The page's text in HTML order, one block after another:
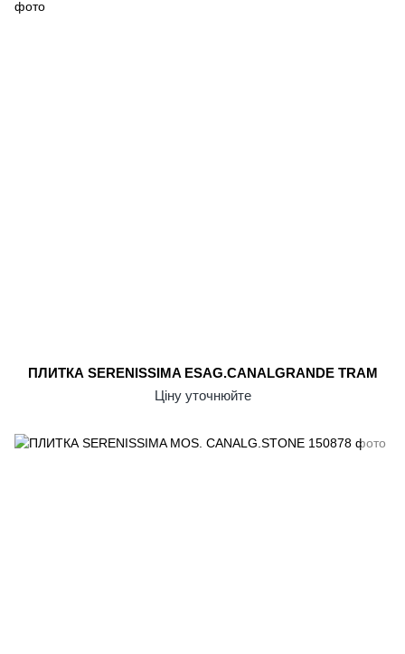
ПЛИТКА SERENISSIMA ESAG.CANALGRANDE TRAM
Ціну уточнюйте